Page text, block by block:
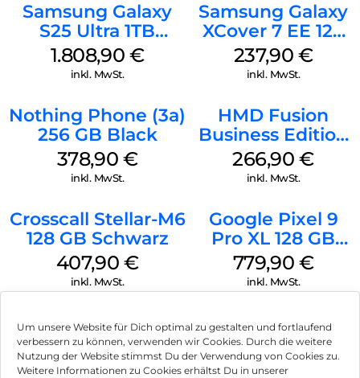
Um unsere Website für Dich optimal zu gestalten und fortlaufend
verbessern zu können, verwenden wir Cookies. Durch die weitere
Nutzung der Website stimmst Du der Verwendung von Cookies zu.
Weitere Informationen zu Cookies erhältst Du in unserer
Samsung Galaxy
S25 Ultra 1TB
Titanium Black
1.808,90 €
inkl. MwSt.
Samsung Galaxy
XCover 7 EE 128
GB Black
237,90 €
inkl. MwSt.
Nothing Phone (3a)
256 GB Black
378,90 €
inkl. MwSt.
HMD Fusion
Business Edition
256 GB Grey
266,90€
inkl. MwSt.
Crosscall Stellar-M6
128 GB Schwarz
407,90 €
inkl. MwSt.
Google Pixel 9
Pro XL 128 GB
Obsidian
779,90 €
inkl. MwSt.
Impressum